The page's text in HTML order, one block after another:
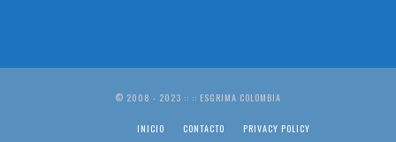
© 2008 - 2023 :: :: ESGRIMA COLOMBIA
INICIO CONTACTO PRIVACY POLICY